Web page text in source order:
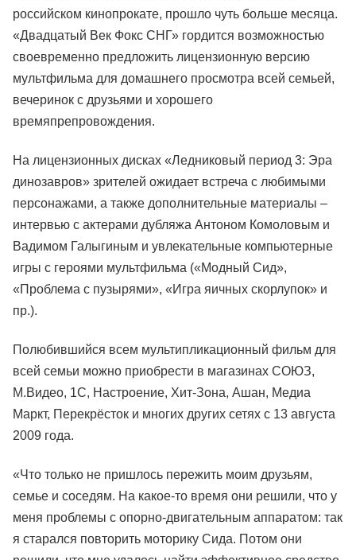
российском кинопрокате, прошло чуть больше месяца.
«Двадцатый Век Фокс СНГ» гордится возможностью
своевременно предложить лицензионную версию
мультфильма для домашнего просмотра всей семьей,
вечеринок с друзьями и хорошего
времяпрепровождения.
На лицензионных дисках «Ледниковый период 3: Эра
динозавров» зрителей ожидает встреча с любимыми
персонажами, а также дополнительные материалы –
интервью с актерами дубляжа Антоном Комоловым и
Вадимом Галыгиным и увлекательные компьютерные
игры с героями мультфильма («Модный Сид»,
«Проблема с пузырями», «Игра яичных скорлупок» и
пр.).
Полюбившийся всем мультипликационный фильм для
всей семьи можно приобрести в магазинах СОЮЗ,
М.Видео, 1С, Настроение, Хит-Зона, Ашан, Медиа
Маркт, Перекрёсток и многих других сетях с 13 августа
2009 года.
«Что только не пришлось пережить моим друзьям,
семье и соседям. На какое-то время они решили, что у
меня проблемы с опорно-двигательным аппаратом: так
я старался повторить моторику Сида. Потом они